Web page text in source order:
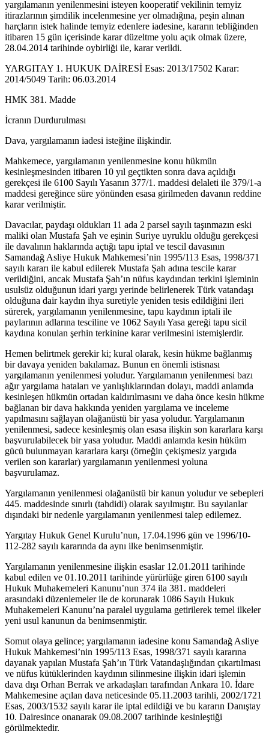
yargılamanın yenilenmesini isteyen kooperatif vekilinin temyiz
itirazlarının şimdilik incelenmesine yer olmadığına, peşin alınan
harçların istek halinde temyiz edenlere iadesine, kararın tebliğinden
itibaren 15 gün içerisinde karar düzeltme yolu açık olmak üzere,
28.04.2014 tarihinde oybirliği ile, karar verildi.
YARGITAY 1. HUKUK DAİRESİ Esas: 2013/17502 Karar:
2014/5049 Tarih: 06.03.2014
HMK 381. Madde
İcranın Durdurulması
Dava, yargılamanın iadesi isteğine ilişkindir.
Mahkemece, yargılamanın yenilenmesine konu hükmün
kesinleşmesinden itibaren 10 yıl geçtikten sonra dava açıldığı
gerekçesi ile 6100 Sayılı Yasanın 377/1. maddesi delaleti ile 379/1-a
maddesi gereğince süre yönünden esasa girilmeden davanın reddine
karar verilmiştir.
Davacılar, paydaşı oldukları 11 ada 2 parsel sayılı taşınmazın eski
maliki olan Mustafa Şah ve eşinin Suriye uyruklu olduğu gerekçesi
ile davalının haklarında açtığı tapu iptal ve tescil davasının
Samandağ Asliye Hukuk Mahkemesi’nin 1995/113 Esas, 1998/371
sayılı kararı ile kabul edilerek Mustafa Şah adına tescile karar
verildiğini, ancak Mustafa Şah’ın nüfus kaydından terkini işleminin
usulsüz olduğunun idari yargı yerinde belirlenerek Türk vatandaşı
olduğuna dair kaydın ihya suretiyle yeniden tesis edildiğini ileri
sürerek, yargılamanın yenilenmesine, tapu kaydının iptali ile
paylarının adlarına tesciline ve 1062 Sayılı Yasa gereği tapu sicil
kaydına konulan şerhin terkinine karar verilmesini istemişlerdir.
Hemen belirtmek gerekir ki; kural olarak, kesin hükme bağlanmış
bir davaya yeniden bakılamaz. Bunun en önemli istisnası
yargılamanın yenilenmesi yoludur. Yargılamanın yenilenmesi bazı
ağır yargılama hataları ve yanlışlıklarından dolayı, maddi anlamda
kesinleşen hükmün ortadan kaldırılmasını ve daha önce kesin hükme
bağlanan bir dava hakkında yeniden yargılama ve inceleme
yapılmasını sağlayan olağanüstü bir yasa yoludur. Yargılamanın
yenilenmesi, sadece kesinleşmiş olan esasa ilişkin son kararlara karşı
başvurulabilecek bir yasa yoludur. Maddi anlamda kesin hüküm
gücü bulunmayan kararlara karşı (örneğin çekişmesiz yargıda
verilen son kararlar) yargılamanın yenilenmesi yoluna
başvurulamaz.
Yargılamanın yenilenmesi olağanüstü bir kanun yoludur ve sebepleri
445. maddesinde sınırlı (tahdidi) olarak sayılmıştır. Bu sayılanlar
dışındaki bir nedenle yargılamanın yenilenmesi talep edilemez.
Yargıtay Hukuk Genel Kurulu’nun, 17.04.1996 gün ve 1996/10-
112-282 sayılı kararında da aynı ilke benimsenmiştir.
Yargılamanın yenilenmesine ilişkin esaslar 12.01.2011 tarihinde
kabul edilen ve 01.10.2011 tarihinde yürürlüğe giren 6100 sayılı
Hukuk Muhakemeleri Kanunu’nun 374 ila 381. maddeleri
arasındaki düzenlemeler ile de korunarak 1086 Sayılı Hukuk
Muhakemeleri Kanunu’na paralel uygulama getirilerek temel ilkeler
yeni usul kanunun da benimsenmiştir.
Somut olaya gelince; yargılamanın iadesine konu Samandağ Asliye
Hukuk Mahkemesi’nin 1995/113 Esas, 1998/371 sayılı kararına
dayanak yapılan Mustafa Şah’ın Türk Vatandaşlığından çıkartılması
ve nüfus kütüklerinden kaydının silinmesine ilişkin idari işlemin
dava dışı Orhan Berrak ve arkadaşları tarafından Ankara 10. İdare
Mahkemesine açılan dava neticesinde 05.11.2003 tarihli, 2002/1721
Esas, 2003/1532 sayılı karar ile iptal edildiği ve bu kararın Danıştay
10. Dairesince onanarak 09.08.2007 tarihinde kesinleştiği
görülmektedir.